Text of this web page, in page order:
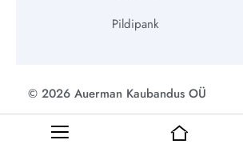
Pildipank
© 2026 Auerman Kaubandus OÜ